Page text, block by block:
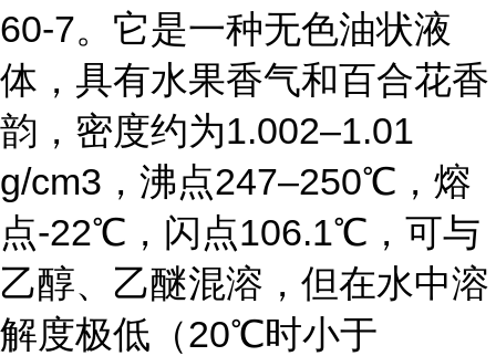
60-7。它是一种无色油状液
体，具有水果香气和百合花香
韵，密度约为1.002–1.01
g/cm3，沸点247–250℃，熔
点-22℃，闪点106.1℃，可与
乙醇、乙醚混溶，但在水中溶
解度极低（20℃时小于